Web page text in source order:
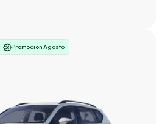
Promoción Agosto